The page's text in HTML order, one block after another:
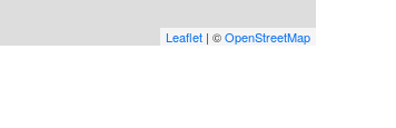
Leaflet | ©OpenStreetMap